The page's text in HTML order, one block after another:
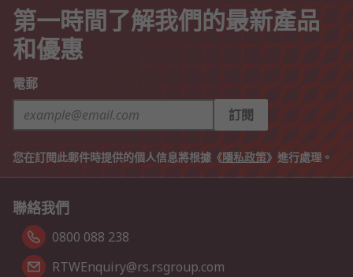
第一時間了解我們的最新產品
和優惠
電郵
訂閱
您在訂閱此郵件時提供的個人信息將根據《隱私政策》進行處理。
聯絡我們
0800 088 238
RTWEnquiry@rs.rsgroup.com